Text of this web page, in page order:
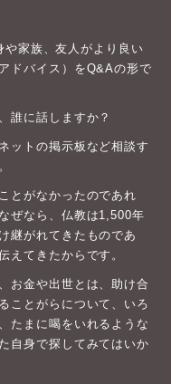
家族、友人がより良い
ドバイス）をQ&Aの形で
誰に話しますか？
ットの掲示板など相談す
とがなかったのであれ
ぜなら、仏教は1,500年
継がれてきたものであ
えてきたからです。
お金や出世とは、助け合
ことがらについて、いろ
たまに喝をいれるような
自身で探してみてはいか